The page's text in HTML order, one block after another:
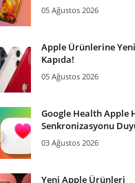
05 Ağustos 2026
Apple Ürünlerine
Kapıda!
05 Ağustos 2026
Google Health Apple
Senkronizasyonu
03 Ağustos 2026
Yeni Apple Ürünleri